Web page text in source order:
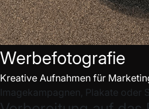
Werbefotografie
Kreative Aufnahmen für
Imagekampagnen, Plakate oder